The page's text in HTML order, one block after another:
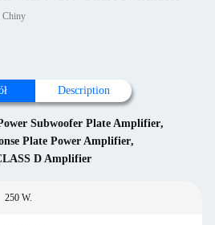
Chiny
Description
Subwoofer Plate Amplifier,
Plate Power Amplifier,
D Amplifier
250 W.